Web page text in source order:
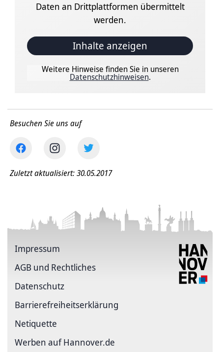
Daten an Drittplattformen übermittelt
werden.
Inhalte anzeigen
Weitere Hinweise finden Sie in unseren
Datenschutzhinweisen.
Besuchen Sie uns auf
Zuletzt aktualisiert: 30.05.2017
Impressum
AGB und Rechtliches
Datenschutz
Barriere­freiheits­erklärung
Netiquette
Werben auf Hannover.de